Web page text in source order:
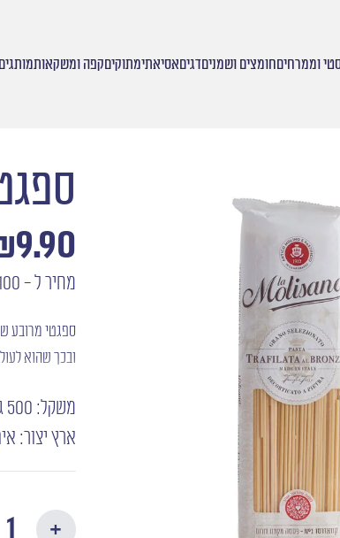
וממרחיםחומצים ושמניםדגיםאסיאתימתוקיםקפה ומשקאותמותגים
9.90
מחיר ל - 100 גרם: 1.98 ₪
ספגטי מרובע
ובכך שהוא
משקל: 500 גרם
ארץ יצור: